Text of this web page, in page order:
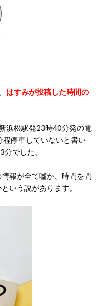
はすみが投稿した時間の
浜松駅発23時40分発の電
停車していないと書い
でした。
報が全て嘘か、時間を間
いう説があります。